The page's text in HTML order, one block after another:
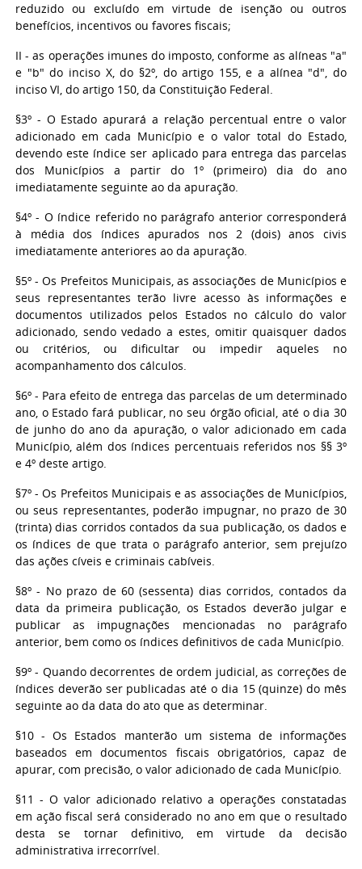
reduzido ou excluído em virtude de isenção ou outros
benefícios, incentivos ou favores fiscais;
II - as operações imunes do imposto, conforme as alíneas "a"
e "b" do inciso X, do §2º, do artigo 155, e a alínea "d", do
inciso VI, do artigo 150, da Constituição Federal.
§3º - O Estado apurará a relação percentual entre o valor
adicionado em cada Município e o valor total do Estado,
devendo este índice ser aplicado para entrega das parcelas
dos Municípios a partir do 1º (primeiro) dia do ano
imediatamente seguinte ao da apuração.
§4º - O índice referido no parágrafo anterior corresponderá
à média dos índices apurados nos 2 (dois) anos civis
imediatamente anteriores ao da apuração.
§5º - Os Prefeitos Municipais, as associações de Municípios e
seus representantes terão livre acesso às informações e
documentos utilizados pelos Estados no cálculo do valor
adicionado, sendo vedado a estes, omitir quaisquer dados
ou critérios, ou dificultar ou impedir aqueles no
acompanhamento dos cálculos.
§6º - Para efeito de entrega das parcelas de um determinado
ano, o Estado fará publicar, no seu órgão oficial, até o dia 30
de junho do ano da apuração, o valor adicionado em cada
Município, além dos índices percentuais referidos nos §§ 3º
e 4º deste artigo.
§7º - Os Prefeitos Municipais e as associações de Municípios,
ou seus representantes, poderão impugnar, no prazo de 30
(trinta) dias corridos contados da sua publicação, os dados e
os índices de que trata o parágrafo anterior, sem prejuízo
das ações cíveis e criminais cabíveis.
§8º - No prazo de 60 (sessenta) dias corridos, contados da
data da primeira publicação, os Estados deverão julgar e
publicar as impugnações mencionadas no parágrafo
anterior, bem como os índices definitivos de cada Município.
§9º - Quando decorrentes de ordem judicial, as correções de
índices deverão ser publicadas até o dia 15 (quinze) do mês
seguinte ao da data do ato que as determinar.
§10 - Os Estados manterão um sistema de informações
baseados em documentos fiscais obrigatórios, capaz de
apurar, com precisão, o valor adicionado de cada Município.
§11 - O valor adicionado relativo a operações constatadas
em ação fiscal será considerado no ano em que o resultado
desta se tornar definitivo, em virtude da decisão
administrativa irrecorrível.